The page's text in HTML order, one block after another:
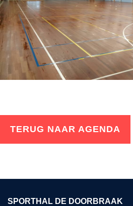
TERUG NAAR AGENDA
SPORTHAL DE DOORBRAAK